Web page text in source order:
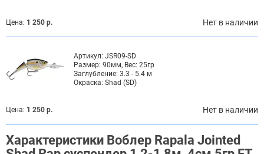
Цена: 1 250 р. Нет в наличии
Артикул: JSR09-SD
Размер: 90мм, Вес: 25гр
Заглубление: 3.3 - 5.4 м
Окраска: Shad (SD)
Цена: 1 250 р. Нет в наличии
Характеристики Воблер Rapala Jointed